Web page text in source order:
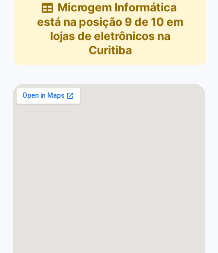
Microgem Informática
está na posição 9 de 10 em
lojas de eletrônicos na
Curitiba